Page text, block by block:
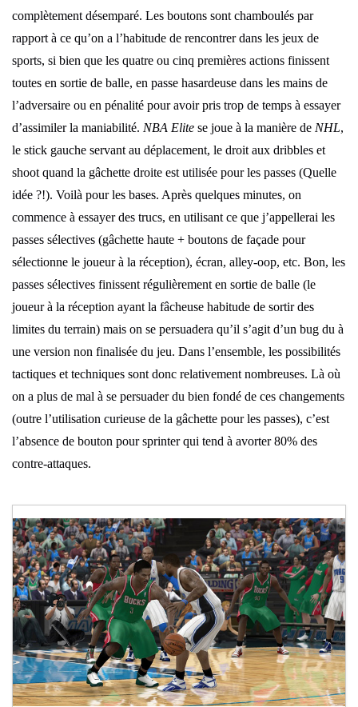
complètement désemparé. Les boutons sont chamboulés par
rapport à ce qu’on a l’habitude de rencontrer dans les jeux de
sports, si bien que les quatre ou cinq premières actions finissent
toutes en sortie de balle, en passe hasardeuse dans les mains de
l’adversaire ou en pénalité pour avoir pris trop de temps à essayer
d’assimiler la maniabilité. NBA Elite se joue à la manière de NHL,
le stick gauche servant au déplacement, le droit aux dribbles et
shoot quand la gâchette droite est utilisée pour les passes (Quelle
idée ?!). Voilà pour les bases. Après quelques minutes, on
commence à essayer des trucs, en utilisant ce que j’appellerai les
passes sélectives (gâchette haute + boutons de façade pour
sélectionne le joueur à la réception), écran, alley-oop, etc. Bon, les
passes sélectives finissent régulièrement en sortie de balle (le
joueur à la réception ayant la fâcheuse habitude de sortir des
limites du terrain) mais on se persuadera qu’il s’agit d’un bug du à
une version non finalisée du jeu. Dans l’ensemble, les possibilités
tactiques et techniques sont donc relativement nombreuses. Là où
on a plus de mal à se persuader du bien fondé de ces changements
(outre l’utilisation curieuse de la gâchette pour les passes), c’est
l’absence de bouton pour sprinter qui tend à avorter 80% des
contre-attaques.